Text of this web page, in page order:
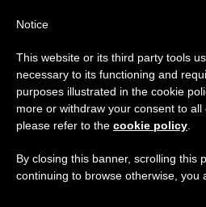
La diócesis de
en marcha una
frente a la crisis
Aviso importante
Del 27 de julio al 7 de
anual, aprovechando que en
se generan menos
Notice
This website or its third party tools
necessary to its functioning and
purposes illustrated in the cookie
more or withdraw your consent to all
please refer to the cookie policy
By closing this banner, scrolling this
continuing to browse otherwise, you